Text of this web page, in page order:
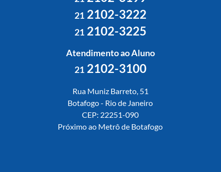
212102-3222
212102-3225
Atendimento ao Aluno
212102-3100
Rua Muniz Barreto, 51
Botafogo - Rio de Janeiro
CEP: 22251-090
Próximo ao Metrô de Botafogo